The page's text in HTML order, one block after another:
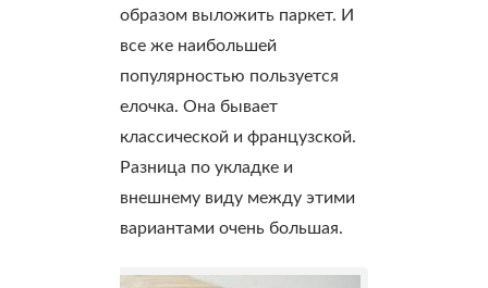
образом выложить паркет. И
все же наибольшей
популярностью пользуется
елочка. Она бывает
классической и французской.
Разница по укладке и
внешнему виду между этими
вариантами очень большая.